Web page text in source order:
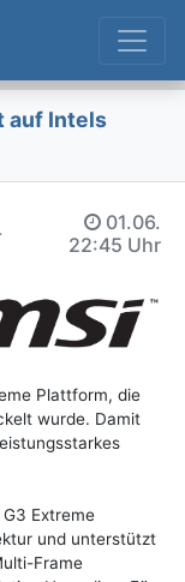
auf Intels
01.06.
22:45 Uhr
Plattform, die
wurde. Damit
Extreme
und unterstützt
Frame